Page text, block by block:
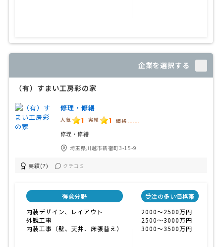
企業を選択する
（有）すまい工房彩の家
修理・修繕
人気 1 実績 1 価格 -----
修理・修繕
埼玉県川越市新宿町3-15-9
実績(7) クチコミ
得意分野
内装デザイン、レイアウト
外観工事
内装工事（壁、天井、床張替え）
受注の多い価格帯
2000〜2500万円
2500〜3000万円
3000〜3500万円